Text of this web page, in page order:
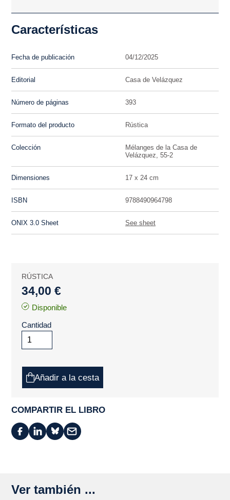
Características
Fecha de publicación 04/12/2025
Editorial Casa de Velázquez
Número de páginas 393
Formato del producto Rústica
Colección
Mélanges de la Casa de
Velázquez, 55-2
Dimensiones 17 x 24 cm
ISBN 9788490964798
ONIX 3.0 Sheet See sheet
RÚSTICA
34,00 €
Disponible
Cantidad
Añadir a la cesta
COMPARTIR EL LIBRO
Ver también ...